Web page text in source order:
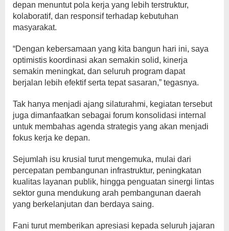
depan menuntut pola kerja yang lebih terstruktur,
kolaboratif, dan responsif terhadap kebutuhan
masyarakat.
“Dengan kebersamaan yang kita bangun hari ini, saya
optimistis koordinasi akan semakin solid, kinerja
semakin meningkat, dan seluruh program dapat
berjalan lebih efektif serta tepat sasaran,” tegasnya.
Tak hanya menjadi ajang silaturahmi, kegiatan tersebut
juga dimanfaatkan sebagai forum konsolidasi internal
untuk membahas agenda strategis yang akan menjadi
fokus kerja ke depan.
Sejumlah isu krusial turut mengemuka, mulai dari
percepatan pembangunan infrastruktur, peningkatan
kualitas layanan publik, hingga penguatan sinergi lintas
sektor guna mendukung arah pembangunan daerah
yang berkelanjutan dan berdaya saing.
Fani turut memberikan apresiasi kepada seluruh jajaran